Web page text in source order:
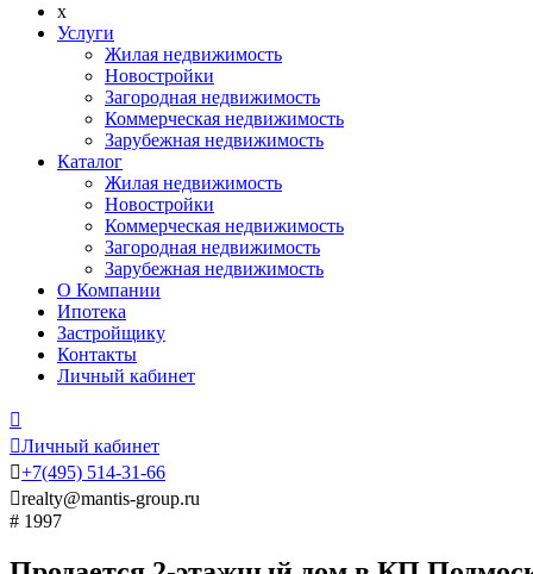
x
Услуги
Жилая недвижимость
Новостройки
Загородная недвижимость
Коммерческая недвижимость
Зарубежная недвижимость
Каталог
Жилая недвижимость
Новостройки
Коммерческая недвижимость
Загородная недвижимость
Зарубежная недвижимость
О Компании
Ипотека
Застройщику
Контакты
Личный кабинет

Личный кабинет
+7(495) 514-31-66
realty@mantis-group.ru
# 1997